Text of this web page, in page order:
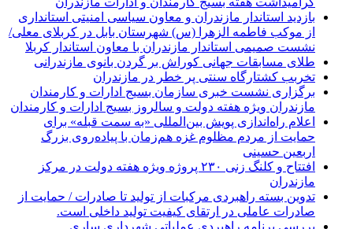
بازدید استاندار مازندران و معاون سیاسی امنیتی استانداری
از موکب فاطمه الزهرا (س) شهرستان بابل در کربلای معلی/
نشست صمیمی استاندار مازندران با معاون استاندار کربلا
طلای مسابقات جهانی کوراش بر گردن بانوی مازندرانی
تخربب کشتارگاه سنتی پر خطر در مازندران
برگزاری نشست خبری سازمان بسیج ادارات و کارمندان
مازندران ویژه هفته دولت و سالروز بسیج ادارات و کارمندان
اعلام راه‌اندازی پویش بین‌المللی «به سمت قبله» برای
حمایت از مردم مظلوم غزه هم‌زمان با پیاده‌روی بزرگ
اربعین حسینی
افتتاح و کلنگ زنی ۲۳۰ پروژه ویژه هفته دولت در مرکز
مازندران
تدوین بسته راهبردی مرکبات از تولید تا صادرات / حمایت از
صادرات عاملی در ارتقای کیفیت تولید داخلی است.
بررسی برنامه راهبردی عملیاتی شهرداری ساری